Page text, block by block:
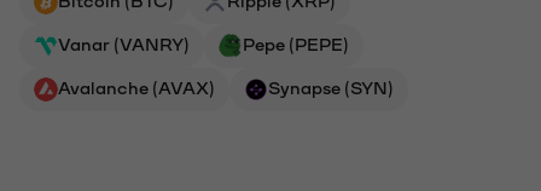
Vanar (VANRY) Pepe (PEPE)
Avalanche (AVAX) Synapse (SYN)